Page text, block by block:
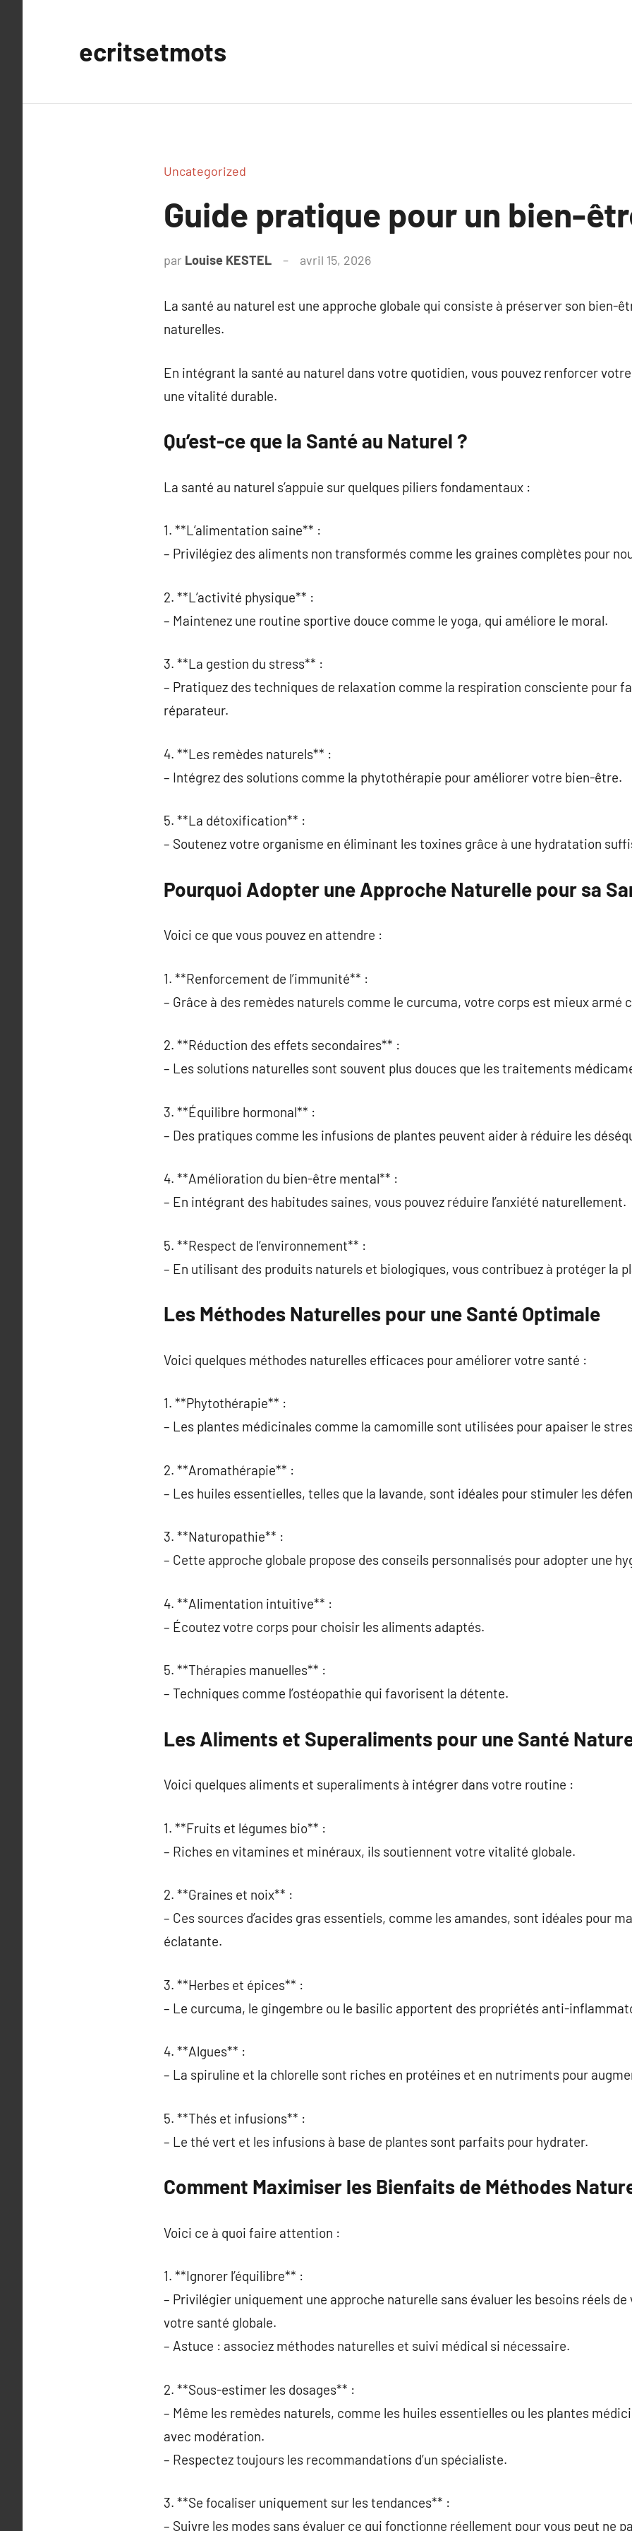
ecritsetmots
Uncategorized
Guide pratique pour un bien-
par Louise KESTEL avril 15, 2026
La santé au naturel est une approche globale qui consiste à préserver son bien-
naturelles.
En intégrant la santé au naturel dans votre quotidien, vous pouvez renforcer
une vitalité durable.
Qu’est-ce que la Santé au Naturel ?
La santé au naturel s’appuie sur quelques piliers fondamentaux :
1. **L’alimentation saine** :
– Privilégiez des aliments non transformés comme les graines complètes pour
2. **L’activité physique** :
– Maintenez une routine sportive douce comme le yoga, qui améliore le moral.
3. **La gestion du stress** :
– Pratiquez des techniques de relaxation comme la respiration consciente pour
réparateur.
4. **Les remèdes naturels** :
– Intégrez des solutions comme la phytothérapie pour améliorer votre bien-être.
5. **La détoxification** :
– Soutenez votre organisme en éliminant les toxines grâce à une hydratation
Pourquoi Adopter une Approche Naturelle pour sa
Voici ce que vous pouvez en attendre :
1. **Renforcement de l’immunité** :
– Grâce à des remèdes naturels comme le curcuma, votre corps est mieux armé
2. **Réduction des effets secondaires** :
– Les solutions naturelles sont souvent plus douces que les traitements
3. **Équilibre hormonal** :
– Des pratiques comme les infusions de plantes peuvent aider à réduire les
4. **Amélioration du bien-être mental** :
– En intégrant des habitudes saines, vous pouvez réduire l’anxiété naturellement.
5. **Respect de l’environnement** :
– En utilisant des produits naturels et biologiques, vous contribuez à protéger la
Les Méthodes Naturelles pour une Santé Optimale
Voici quelques méthodes naturelles efficaces pour améliorer votre santé :
1. **Phytothérapie** :
– Les plantes médicinales comme la camomille sont utilisées pour apaiser le
2. **Aromathérapie** :
– Les huiles essentielles, telles que la lavande, sont idéales pour stimuler les
3. **Naturopathie** :
– Cette approche globale propose des conseils personnalisés pour adopter une
4. **Alimentation intuitive** :
– Écoutez votre corps pour choisir les aliments adaptés.
5. **Thérapies manuelles** :
– Techniques comme l’ostéopathie qui favorisent la détente.
Les Aliments et Superaliments pour une Santé
Voici quelques aliments et superaliments à intégrer dans votre routine :
1. **Fruits et légumes bio** :
– Riches en vitamines et minéraux, ils soutiennent votre vitalité globale.
2. **Graines et noix** :
– Ces sources d’acides gras essentiels, comme les amandes, sont idéales pour
éclatante.
3. **Herbes et épices** :
– Le curcuma, le gingembre ou le basilic apportent des propriétés anti-
4. **Algues** :
– La spiruline et la chlorelle sont riches en protéines et en nutriments pour
5. **Thés et infusions** :
– Le thé vert et les infusions à base de plantes sont parfaits pour hydrater.
Comment Maximiser les Bienfaits de Méthodes
Voici ce à quoi faire attention :
1. **Ignorer l’équilibre** :
– Privilégier uniquement une approche naturelle sans évaluer les besoins réels
votre santé globale.
– Astuce : associez méthodes naturelles et suivi médical si nécessaire.
2. **Sous-estimer les dosages** :
– Même les remèdes naturels, comme les huiles essentielles ou les plantes
avec modération.
– Respectez toujours les recommandations d’un spécialiste.
3. **Se focaliser uniquement sur les tendances** :
– Suivre les modes sans évaluer ce qui fonctionne réellement pour vous peut ne